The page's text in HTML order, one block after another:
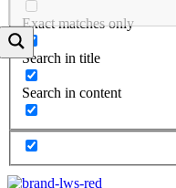
Exact matches only
Search in title
Search in content